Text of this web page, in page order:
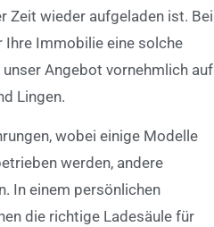
Zeit wieder aufgeladen ist. Bei
Ihre Immobilie eine solche
Angebot vornehmlich auf
Lingen.
wobei einige Modelle
werden, andere
In einem persönlichen
die richtige Ladesäule für